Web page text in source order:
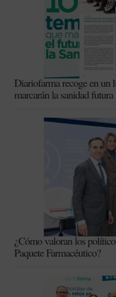
Diariofarma recoge en un
marcarán la sanidad futura
¿Cómo valoran los
Paquete Farmacéutico?